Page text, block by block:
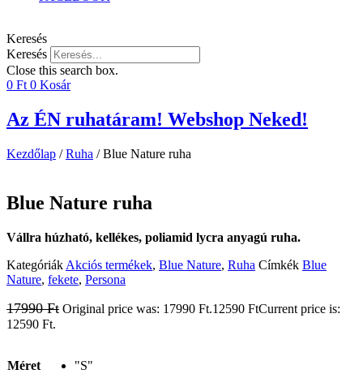
Keresés
Keresés
Close this search box.
0 Ft 0 Kosár
Az ÉN ruhatáram! Webshop Neked!
Kezdőlap /Ruha / Blue Nature ruha
Blue Nature ruha
Vállra húzható, kellékes, poliamid lycra anyagú ruha.
Kategóriák Akciós termékek, Blue Nature, Ruha Címkék Blue
Nature, fekete, Persona
17990Ft Original price was: 17990 Ft.12590 FtCurrent price is:
12590 Ft.
Méret "S"